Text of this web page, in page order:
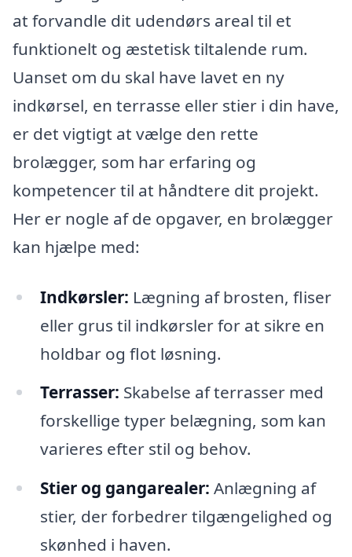
at forvandle dit udendørs areal til et
funktionelt og æstetisk tiltalende rum.
Uanset om du skal have lavet en ny
indkørsel, en terrasse eller stier i din have,
er det vigtigt at vælge den rette
brolægger, som har erfaring og
kompetencer til at håndtere dit projekt.
Her er nogle af de opgaver, en brolægger
kan hjælpe med:
Indkørsler: Lægning af brosten, fliser
eller grus til indkørsler for at sikre en
holdbar og flot løsning.
Terrasser: Skabelse af terrasser med
forskellige typer belægning, som kan
varieres efter stil og behov.
Stier og gangarealer: Anlægning af
stier, der forbedrer tilgængelighed og
skønhed i haven.